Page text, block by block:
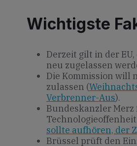
Wichtigste
Derzeit gilt in der
neu zugelassen
Die Kommission will
zulassen (
Verbrenner-Aus).
Bundeskanzler
sollte aufhören, der
Brüssel prüft den